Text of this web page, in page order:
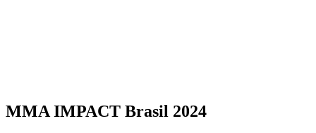
MMA IMPACT Brasil 2024